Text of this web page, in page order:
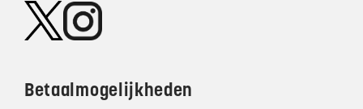
Betaalmogelijkheden